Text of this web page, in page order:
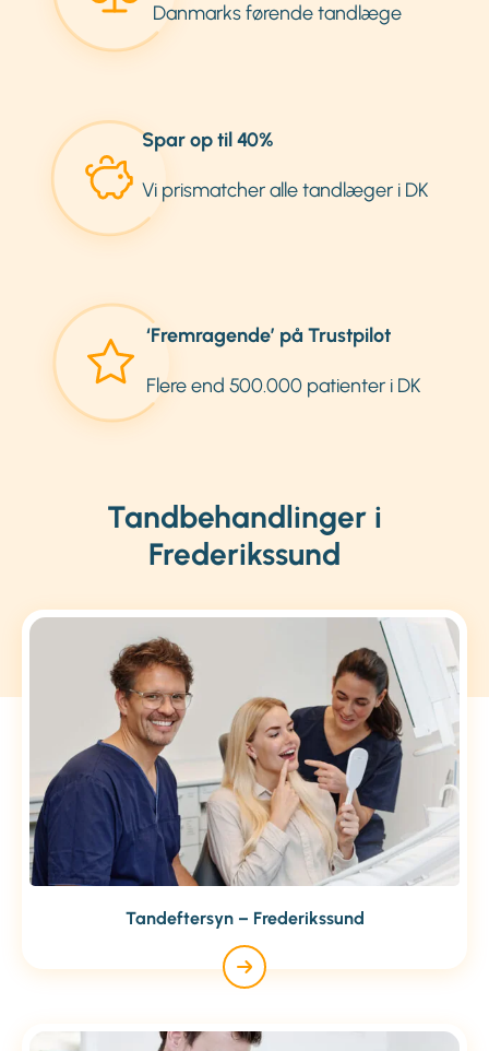
Danmarks førende tandlæge
Spar op til 40%
Vi prismatcher alle tandlæger i DK
‘Fremragende’ på Trustpilot
Flere end 500.000 patienter i DK
Tandbehandlinger i
Frederikssund
Tandeftersyn – Frederikssund